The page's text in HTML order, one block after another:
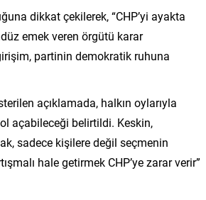
dikkat çekilerek, “CHP’yi ayakta
emek veren örgütü karar
partinin demokratik ruhuna
açıklamada, halkın oylarıyla
açabileceği belirtildi. Keskin,
sadece kişilere değil seçmenin
hale getirmek CHP’ye zarar verir”